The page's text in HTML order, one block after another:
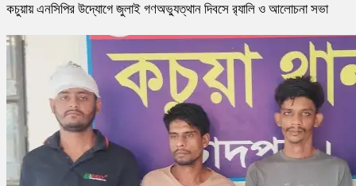
কচুয়ায় এনসিপির উদ্যোগে জুলাই গণঅভ্যুত্থান দিবসে র‌্যালি ও আলোচনা সভা